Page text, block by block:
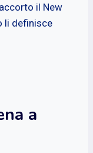
il New
li definisce
a